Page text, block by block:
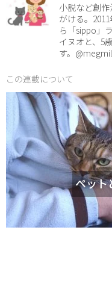
小説など創
がける。
ら「sippo」
イヌオと、5
す。
この連載について
ペット